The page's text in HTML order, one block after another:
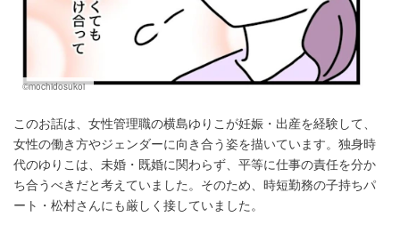
©mochidosukoi
このお話は、女性管理職の横島ゆりこが妊娠・出産を経験して、
女性の働き方やジェンダーに向き合う姿を描いています。独身時
代のゆりこは、未婚・既婚に関わらず、平等に仕事の責任を分か
ち合うべきだと考えていました。そのため、時短勤務の子持ちパ
ート・松村さんにも厳しく接していました。